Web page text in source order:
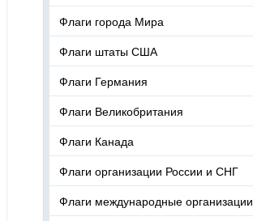
Флаги города Мира
Флаги штаты США
Флаги Германия
Флаги Великобритания
Флаги Канада
Флаги организации России и СНГ
Флаги международные организации